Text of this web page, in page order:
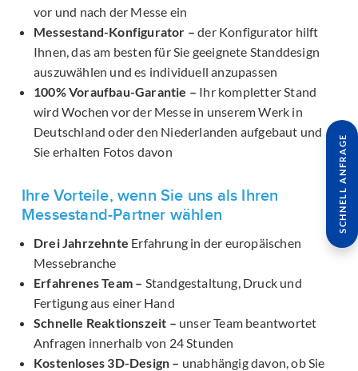
vor und nach der Messe ein
Messestand-Konfigurator – der Konfigurator hilft
Ihnen, das am besten für Sie geeignete Standdesign
auszuwählen und es individuell anzupassen
100% Voraufbau-Garantie – Ihr kompletter Stand
wird Wochen vor der Messe in unserem Werk in
Deutschland oder den Niederlanden aufgebaut und
Sie erhalten Fotos davon
Ihre Vorteile, wenn Sie uns als Ihren
Messestand-Partner wählen
Drei Jahrzehnte Erfahrung in der europäischen
Messebranche
Erfahrenes Team – Standgestaltung, Druck und
Fertigung aus einer Hand
Schnelle Reaktionszeit – unser Team beantwortet
Anfragen innerhalb von 24 Stunden
Kostenloses 3D-Design – unabhängig davon, ob Sie
SCHNELL ANFRAGE